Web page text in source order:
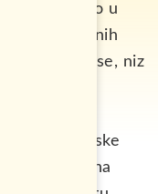
gajio u
raznoraznih
sa koga se, niz
slivaju
fjordovi i
aerodromske
apsolutna